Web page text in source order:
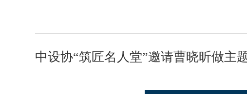
中设协“筑匠名人堂”邀请曹晓昕做主